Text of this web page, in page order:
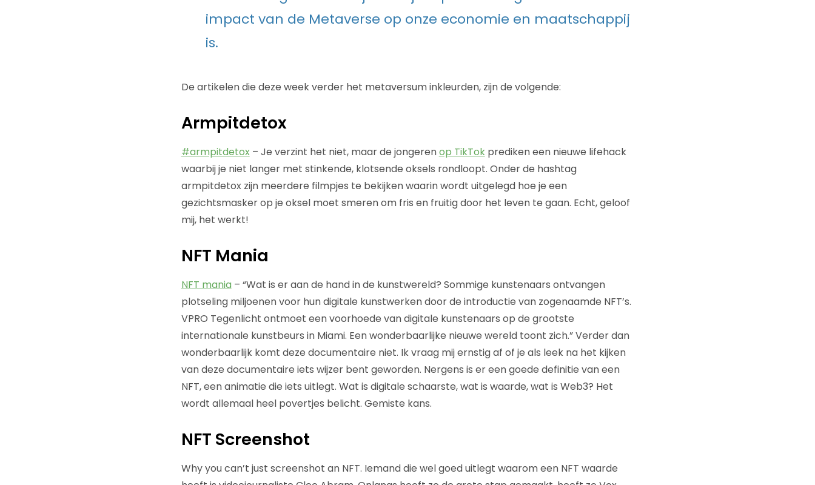
impact van de Metaverse op onze economie en maatschappij
is.
De artikelen die deze week verder het metaversum inkleurden, zijn de volgende:
Armpitdetox
#armpitdetox– Je verzint het niet, maar de jongerenop TikTokprediken een nieuwe lifehack
waarbij je niet langer met stinkende, klotsende oksels rondloopt. Onder de hashtag
armpitdetox zijn meerdere filmpjes te bekijken waarin wordt uitgelegd hoe je een
gezichtsmasker op je oksel moet smeren om fris en fruitig door het leven te gaan. Echt, geloof
mij, het werkt!
NFT Mania
NFT mania – “Wat is er aan de hand in de kunstwereld? Sommige kunstenaars ontvangen
plotseling miljoenen voor hun digitale kunstwerken door de introductie van zogenaamde NFT’s.
VPRO Tegenlicht ontmoet een voorhoede van digitale kunstenaars op de grootste
internationale kunstbeurs in Miami. Een wonderbaarlijke nieuwe wereld toont zich.” Verder dan
wonderbaarlijk komt deze documentaire niet. Ik vraag mij ernstig af of je als leek na het kijken
van deze documentaire iets wijzer bent geworden. Nergens is er een goede definitie van een
NFT, een animatie die iets uitlegt. Wat is digitale schaarste, wat is waarde, wat is Web3? Het
wordt allemaal heel povertjes belicht. Gemiste kans.
NFT Screenshot
Why you can’t just screenshot an NFT. Iemand die wel goed uitlegt waarom een NFT waarde